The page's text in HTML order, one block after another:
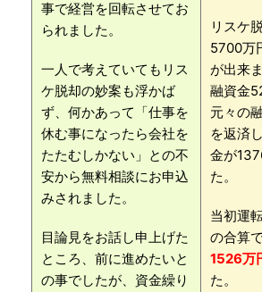
事で経営を回転させてお
られました。
一人で考えていてもリス
ケ脱却の妙案も浮かば
ず、何かあって「仕事を
休む事になったら会社を
たたむしかない」との不
安から無料相談にお申込
みされました。
目論見をお話し申上げた
ところ、前に進めたいと
の事でしたが、資金繰り
リスケ
5700万
が出来
融資金
元々の
を返済
金が
た。
当初運
の合算で
1526万
た。